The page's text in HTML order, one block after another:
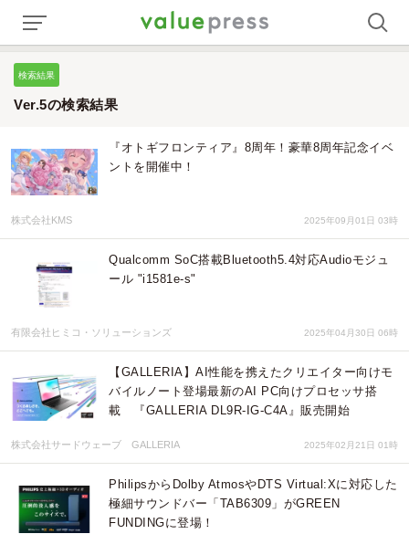
検索結果
Ver.5の検索結果
『オトギフロンティア』8周年！豪華8周年記念イベ
ントを開催中！
株式会社KMS 2025年09月01日 03時
Qualcomm SoC搭載Bluetooth5.4対応Audioモジュ
ール "i1581e-s"
有限会社ヒミコ・ソリューションズ 2025年04月30日 06時
【GALLERIA】AI性能を携えたクリエイター向けモ
バイルノート登場最新のAI PC向けプロセッサ搭
載 『GALLERIA DL9R-IG-C4A』販売開始
株式会社サードウェーブ GALLERIA 2025年02月21日 01時
PhilipsからDolby AtmosやDTS Virtual:Xに対応した
極細サウンドバー「TAB6309」がGREEN
FUNDINGに登場！